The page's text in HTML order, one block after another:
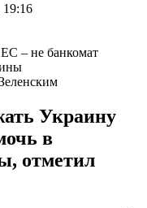
19:16
Украину
в
отметил